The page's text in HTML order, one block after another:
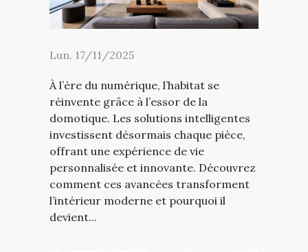
Lun. 17/11/2025
À l’ère du numérique, l’habitat se
réinvente grâce à l’essor de la
domotique. Les solutions intelligentes
investissent désormais chaque pièce,
offrant une expérience de vie
personnalisée et innovante. Découvrez
comment ces avancées transforment
l’intérieur moderne et pourquoi il
devient...